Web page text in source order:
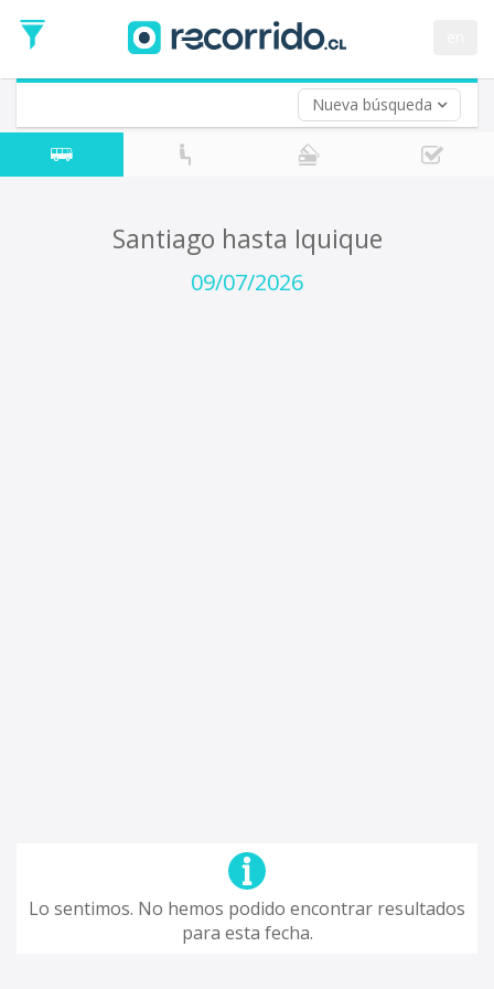
Nueva búsqueda
de
Ida
Vuelta (opcional)
Fecha
de
Santiago hasta Iquique
09/07/2026
Lo sentimos. No hemos podido encontrar resultados
para esta fecha.